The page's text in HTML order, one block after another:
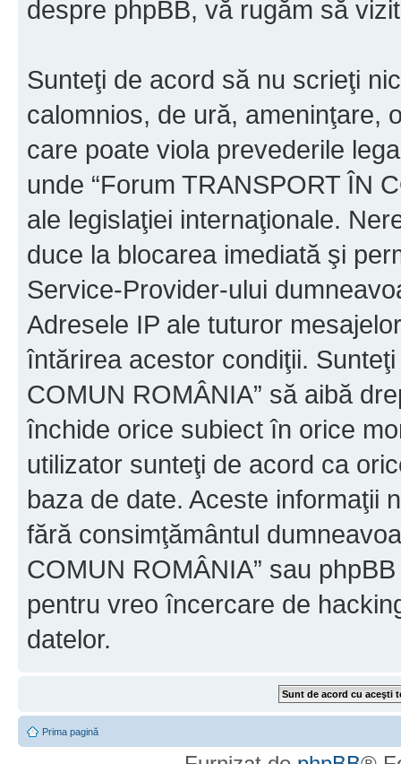
despre phpBB, vă rugăm să
Sunteţi de acord să nu scrieţi
calomnios, de ură, ameninţare,
care poate viola prevederile
unde “Forum TRANSPORT ÎN
ale legislaţiei internaţionale.
duce la blocarea imediată şi
Service-Provider-ului
Adresele IP ale tuturor
întărirea acestor condiţii.
COMUN ROMÂNIA” să aibă
închide orice subiect în orice
utilizator sunteţi de acord ca
baza de date. Aceste informaţii
fără consimţământul
COMUN ROMÂNIA” sau
pentru vreo încercare de
datelor.
Prima pagină